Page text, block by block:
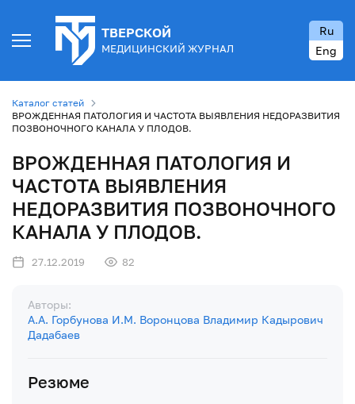
ТВЕРСКОЙ
МЕДИЦИНСКИЙ ЖУРНАЛ
Ru
Eng
Каталог статей
ВРОЖДЕННАЯ ПАТОЛОГИЯ И ЧАСТОТА ВЫЯВЛЕНИЯ НЕДОРАЗВИТИЯ
ПОЗВОНОЧНОГО КАНАЛА У ПЛОДОВ.
ВРОЖДЕННАЯ ПАТОЛОГИЯ И
ЧАСТОТА ВЫЯВЛЕНИЯ
НЕДОРАЗВИТИЯ ПОЗВОНОЧНОГО
КАНАЛА У ПЛОДОВ.
27.12.2019 82
Авторы:
А.А. Горбунова И.М. Воронцова Владимир Кадырович
Дадабаев
Резюме